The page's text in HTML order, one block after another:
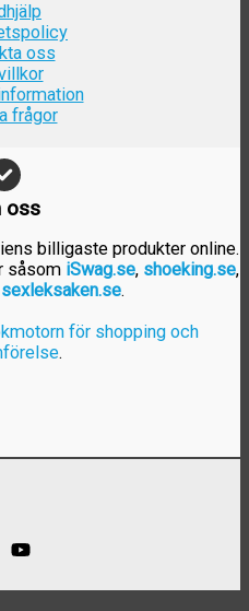
oss
frågor
oss
billigaste produkter online.
såsom iSwag.se, shoeking.se,
sexleksaken.se.
för shopping och
.